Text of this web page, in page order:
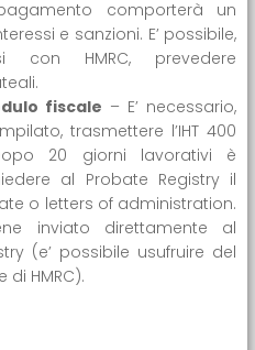
comporterà un
e sanzioni. E’ possibile,
con HMRC, prevedere
fiscale – E’ necessario,
trasmettere l’IHT 400
20 giorni lavorativi è
al Probate Registry il
o letters of administration.
inviato direttamente al
(e’ possibile usufruire del
di HMRC).